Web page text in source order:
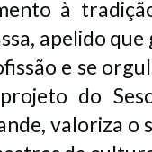
à
apelido
e se
do
valoriza o